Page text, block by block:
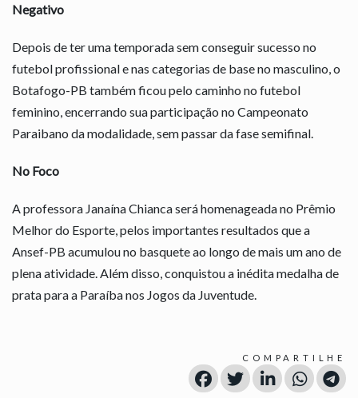
Negativo
Depois de ter uma temporada sem conseguir sucesso no
futebol profissional e nas categorias de base no masculino, o
Botafogo-PB também ficou pelo caminho no futebol
feminino, encerrando sua participação no Campeonato
Paraibano da modalidade, sem passar da fase semifinal.
No Foco
A professora Janaína Chianca será homenageada no Prêmio
Melhor do Esporte, pelos importantes resultados que a
Ansef-PB acumulou no basquete ao longo de mais um ano de
plena atividade. Além disso, conquistou a inédita medalha de
prata para a Paraíba nos Jogos da Juventude.
COMPARTILHE